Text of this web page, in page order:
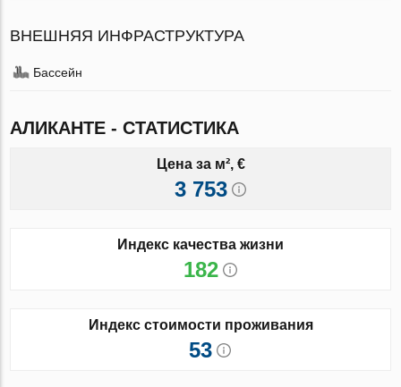
ВНЕШНЯЯ ИНФРАСТРУКТУРА
Бассейн
АЛИКАНТЕ - СТАТИСТИКА
Цена за м², €
3 753
Индекс качества жизни
182
Индекс стоимости проживания
53